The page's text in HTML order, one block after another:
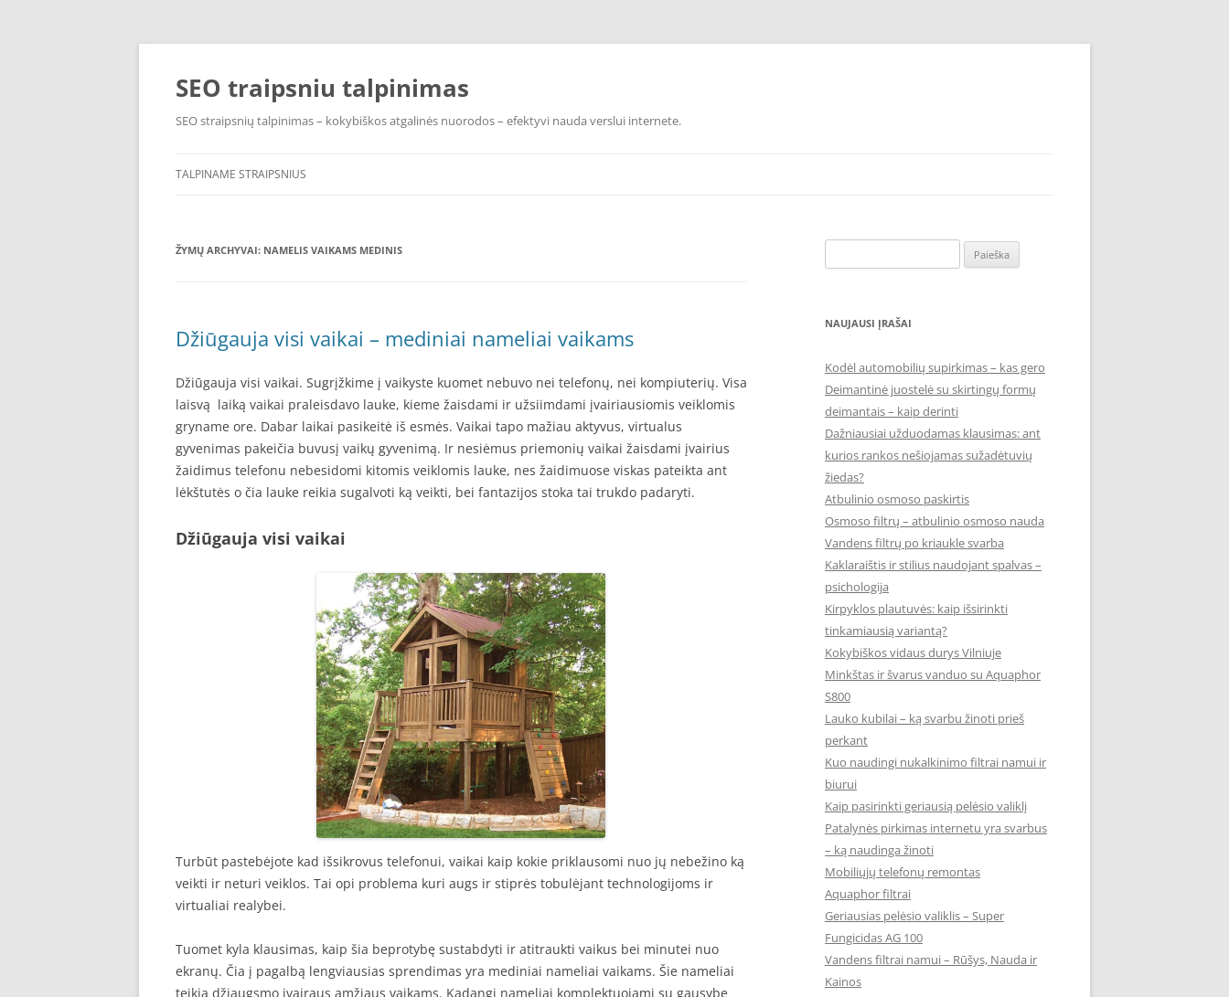
Pereiti
SEO traipsniu talpinimas
SEO straipsnių talpinimas – kokybiškos atgalinės nuorodos – efektyvi nauda verslui internete.
TALPINAME STRAIPSNIUS
ŽYMŲ ARCHYVAI: NAMELIS VAIKAMS MEDINIS
Džiūgauja visi vaikai – mediniai nameliai vaikams
Džiūgauja visi vaikai. Sugrįžkime į vaikyste kuomet nebuvo nei telefonų, nei kompiuterių. Visa
laisvą laiką vaikai praleisdavo lauke, kieme žaisdami ir užsiimdami įvairiausiomis veiklomis
gryname ore. Dabar laikai pasikeitė iš esmės. Vaikai tapo mažiau aktyvus, virtualus
gyvenimas pakeičia buvusį vaikų gyvenimą. Ir nesiėmus priemonių vaikai žaisdami įvairius
žaidimus telefonu nebesidomi kitomis veiklomis lauke, nes žaidimuose viskas pateikta ant
lėkštutės o čia lauke reikia sugalvoti ką veikti, bei fantazijos stoka tai trukdo padaryti.
Džiūgauja visi vaikai
Turbūt pastebėjote kad išsikrovus telefonui, vaikai kaip kokie priklausomi nuo jų nebežino ką
veikti ir neturi veiklos. Tai opi problema kuri augs ir stiprės tobulėjant technologijoms ir
virtualiai realybei.
Tuomet kyla klausimas, kaip šia beprotybę sustabdyti ir atitraukti vaikus bei minutei nuo
ekranų. Čia į pagalbą lengviausias sprendimas yra mediniai nameliai vaikams. Šie nameliai
teikia džiaugsmo įvairaus amžiaus vaikams. Kadangi nameliai komplektuojami su gausybe
NAUJAUSI ĮRAŠAI
Kodėl automobilių supirkimas – kas gero
Deimantinė juostelė su skirtingų formų
deimantais – kaip derinti
Dažniausiai užduodamas klausimas: ant
kurios rankos nešiojamas sužadėtuvių
žiedas?
Atbulinio osmoso paskirtis
Osmoso filtrų – atbulinio osmoso nauda
Vandens filtrų po kriaukle svarba
Kaklaraištis ir stilius naudojant spalvas –
psichologija
Kirpyklos plautuvės: kaip išsirinkti
tinkamiausią variantą?
Kokybiškos vidaus durys Vilniuje
Minkštas ir švarus vanduo su Aquaphor
S800
Lauko kubilai – ką svarbu žinoti prieš
perkant
Kuo naudingi nukalkinimo filtrai namui ir
biurui
Kaip pasirinkti geriausią pelėsio valiklį
Patalynės pirkimas internetu yra svarbus
– ką naudinga žinoti
Mobiliųjų telefonų remontas
Aquaphor filtrai
Geriausias pelėsio valiklis – Super
Fungicidas AG 100
Vandens filtrai namui – Rūšys, Nauda ir
Kainos